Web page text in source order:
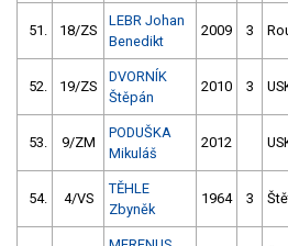
51. 18/ZS
LEBR Johan
Benedikt
2009 3
52. 19/ZS
DVORNÍK
Štěpán
2010 3
53. 9/ZM
PODUŠKA
Mikuláš
2012
54. 4/VS
TĚHLE
Zbyněk
1964 3